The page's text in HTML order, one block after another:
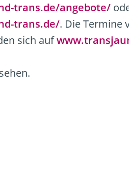
trans.de/angebote/
trans.de/. Die Termine
sich auf